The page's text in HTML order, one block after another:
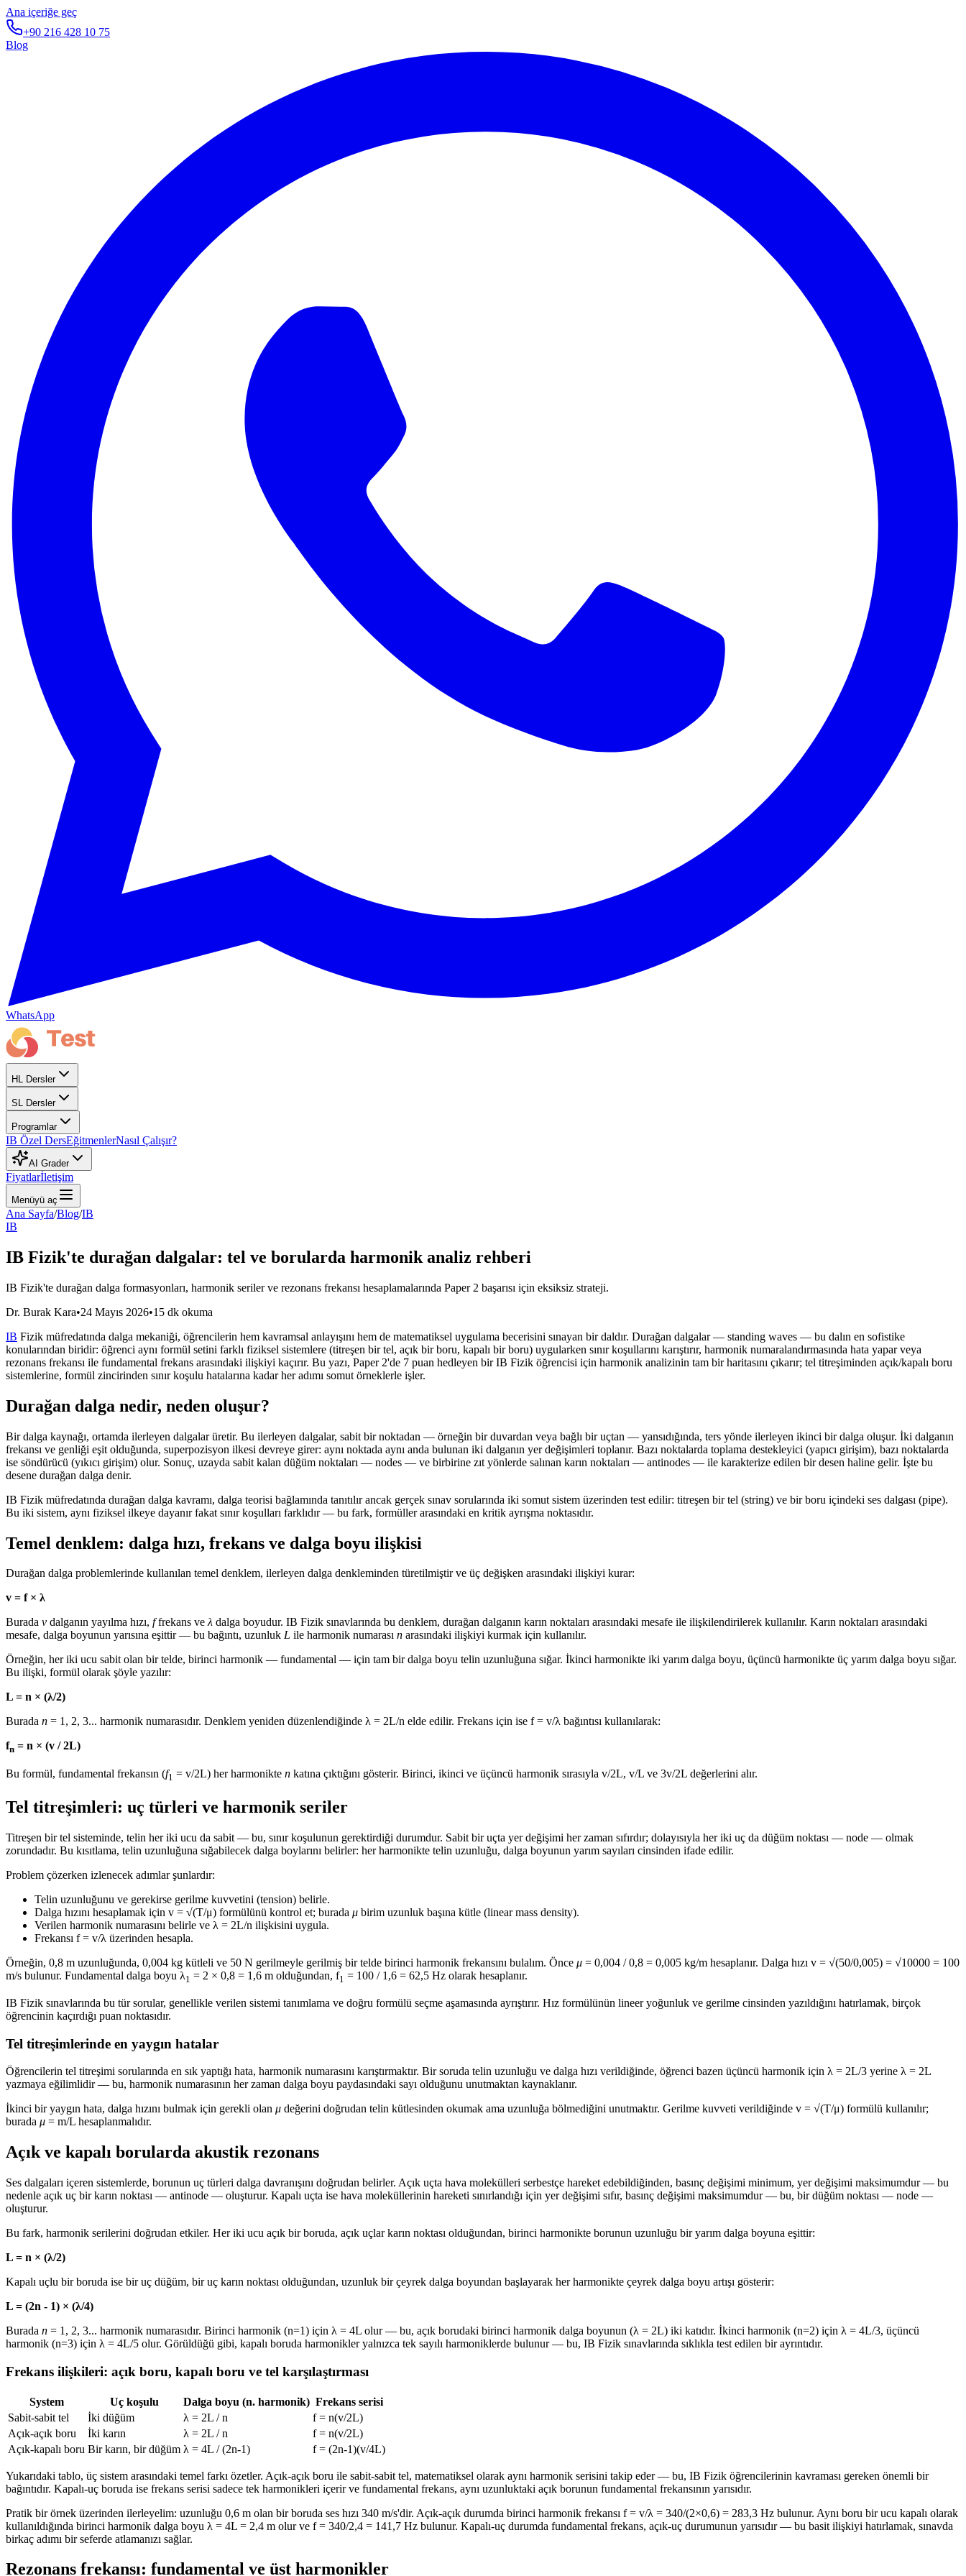
Ana içeriğe geç
+90 216 428 10 75
Blog
WhatsApp
HL Dersler
SL Dersler
Programlar
IB Özel DersEğitmenlerNasıl Çalışır?
AI Grader
Fiyatlarİletişim
Menüyü aç
Ana Sayfa/Blog/IB
IB
IB Fizik'te durağan dalgalar: tel ve borularda harmonik analiz rehberi
IB Fizik'te durağan dalga formasyonları, harmonik seriler ve rezonans frekansı hesaplamalarında Paper 2 başarısı için eksiksiz strateji.
Dr. Burak Kara•24 Mayıs 2026•15 dk okuma
IB Fizik müfredatında dalga mekaniği, öğrencilerin hem kavramsal anlayışını hem de matematiksel uygulama becerisini sınayan bir daldır. Durağan dalgalar — standing waves — bu dalın en sofistike
konularından biridir: öğrenci aynı formül setini farklı fiziksel sistemlere (titreşen bir tel, açık bir boru, kapalı bir boru) uygularken sınır koşullarını karıştırır, harmonik numaralandırmasında hata yapar veya
rezonans frekansı ile fundamental frekans arasındaki ilişkiyi kaçırır. Bu yazı, Paper 2'de 7 puan hedleyen bir IB Fizik öğrencisi için harmonik analizinin tam bir haritasını çıkarır; tel titreşiminden açık/kapalı boru
sistemlerine, formül zincirinden sınır koşulu hatalarına kadar her adımı somut örneklerle işler.
Durağan dalga nedir, neden oluşur?
Bir dalga kaynağı, ortamda ilerleyen dalgalar üretir. Bu ilerleyen dalgalar, sabit bir noktadan — örneğin bir duvardan veya bağlı bir uçtan — yansıdığında, ters yönde ilerleyen ikinci bir dalga oluşur. İki dalganın
frekansı ve genliği eşit olduğunda, superpozisyon ilkesi devreye girer: aynı noktada aynı anda bulunan iki dalganın yer değişimleri toplanır. Bazı noktalarda toplama destekleyici (yapıcı girişim), bazı noktalarda
ise söndürücü (yıkıcı girişim) olur. Sonuç, uzayda sabit kalan düğüm noktaları — nodes — ve birbirine zıt yönlerde salınan karın noktaları — antinodes — ile karakterize edilen bir desen haline gelir. İşte bu
desene durağan dalga denir.
IB Fizik müfredatında durağan dalga kavramı, dalga teorisi bağlamında tanıtılır ancak gerçek sınav sorularında iki somut sistem üzerinden test edilir: titreşen bir tel (string) ve bir boru içindeki ses dalgası (pipe).
Bu iki sistem, aynı fiziksel ilkeye dayanır fakat sınır koşulları farklıdır — bu fark, formüller arasındaki en kritik ayrışma noktasıdır.
Temel denklem: dalga hızı, frekans ve dalga boyu ilişkisi
Durağan dalga problemlerinde kullanılan temel denklem, ilerleyen dalga denkleminden türetilmiştir ve üç değişken arasındaki ilişkiyi kurar:
v = f × λ
Burada v dalganın yayılma hızı, ffrekans veλ dalga boyudur. IB Fizik sınavlarında bu denklem, durağan dalganın karın noktaları arasındaki mesafe ile ilişkilendirilerek kullanılır. Karın noktaları arasındaki
mesafe, dalga boyunun yarısına eşittir — bu bağıntı, uzunluk L ile harmonik numarası n arasındaki ilişkiyi kurmak için kullanılır.
Örneğin, her iki ucu sabit olan bir telde, birinci harmonik — fundamental — için tam bir dalga boyu telin uzunluğuna sığar. İkinci harmonikte iki yarım dalga boyu, üçüncü harmonikte üç yarım dalga boyu sığar.
Bu ilişki, formül olarak şöyle yazılır:
L = n × (λ/2)
Burada n = 1, 2, 3... harmonik numarasıdır. Denklem yeniden düzenlendiğinde λ = 2L/n elde edilir. Frekans için ise f = v/λ bağıntısı kullanılarak:
fn = n × (v / 2L)
Bu formül, fundamental frekansın (f1 = v/2L) her harmonikte n katına çıktığını gösterir. Birinci, ikinci ve üçüncü harmonik sırasıyla v/2L, v/L ve 3v/2L değerlerini alır.
Tel titreşimleri: uç türleri ve harmonik seriler
Titreşen bir tel sisteminde, telin her iki ucu da sabit — bu, sınır koşulunun gerektirdiği durumdur. Sabit bir uçta yer değişimi her zaman sıfırdır; dolayısıyla her iki uç da düğüm noktası — node — olmak
zorundadır. Bu kısıtlama, telin uzunluğuna sığabilecek dalga boylarını belirler: her harmonikte telin uzunluğu, dalga boyunun yarım sayıları cinsinden ifade edilir.
Problem çözerken izlenecek adımlar şunlardır:
Telin uzunluğunu ve gerekirse gerilme kuvvetini (tension) belirle.
Dalga hızını hesaplamak için v = √(T/μ) formülünü kontrol et; burada μ birim uzunluk başına kütle (linear mass density).
Verilen harmonik numarasını belirle ve λ = 2L/n ilişkisini uygula.
Frekansı f = v/λ üzerinden hesapla.
Örneğin, 0,8 m uzunluğunda, 0,004 kg kütleli ve 50 N gerilmeyle gerilmiş bir telde birinci harmonik frekansını bulalım. Önce μ = 0,004 / 0,8 = 0,005 kg/m hesaplanır. Dalga hızı v = √(50/0,005) = √10000 = 100
m/s bulunur. Fundamental dalga boyu λ1 = 2 × 0,8 = 1,6 m olduğundan, f1 = 100 / 1,6 = 62,5 Hz olarak hesaplanır.
IB Fizik sınavlarında bu tür sorular, genellikle verilen sistemi tanımlama ve doğru formülü seçme aşamasında ayrıştırır. Hız formülünün lineer yoğunluk ve gerilme cinsinden yazıldığını hatırlamak, birçok
öğrencinin kaçırdığı puan noktasıdır.
Tel titreşimlerinde en yaygın hatalar
Öğrencilerin tel titreşimi sorularında en sık yaptığı hata, harmonik numarasını karıştırmaktır. Bir soruda telin uzunluğu ve dalga hızı verildiğinde, öğrenci bazen üçüncü harmonik için λ = 2L/3 yerine λ = 2L
yazmaya eğilimlidir — bu, harmonik numarasının her zaman dalga boyu paydasındaki sayı olduğunu unutmaktan kaynaklanır.
İkinci bir yaygın hata, dalga hızını bulmak için gerekli olan μ değerini doğrudan telin kütlesinden okumak ama uzunluğa bölmediğini unutmaktır. Gerilme kuvveti verildiğinde v = √(T/μ) formülü kullanılır;
burada μ = m/L hesaplanmalıdır.
Açık ve kapalı borularda akustik rezonans
Ses dalgaları içeren sistemlerde, borunun uç türleri dalga davranışını doğrudan belirler. Açık uçta hava molekülleri serbestçe hareket edebildiğinden, basınç değişimi minimum, yer değişimi maksimumdur — bu
nedenle açık uç bir karın noktası — antinode — oluşturur. Kapalı uçta ise hava moleküllerinin hareketi sınırlandığı için yer değişimi sıfır, basınç değişimi maksimumdur — bu, bir düğüm noktası — node —
oluşturur.
Bu fark, harmonik serilerini doğrudan etkiler. Her iki ucu açık bir boruda, açık uçlar karın noktası olduğundan, birinci harmonikte borunun uzunluğu bir yarım dalga boyuna eşittir:
L = n × (λ/2)
Kapalı uçlu bir boruda ise bir uç düğüm, bir uç karın noktası olduğundan, uzunluk bir çeyrek dalga boyundan başlayarak her harmonikte çeyrek dalga boyu artışı gösterir:
L = (2n - 1) × (λ/4)
Burada n = 1, 2, 3... harmonik numarasıdır. Birinci harmonik (n=1) için λ = 4L olur — bu, açık borudaki birinci harmonik dalga boyunun (λ = 2L) iki katıdır. İkinci harmonik (n=2) için λ = 4L/3, üçüncü
harmonik (n=3) için λ = 4L/5 olur. Görüldüğü gibi, kapalı boruda harmonikler yalnızca tek sayılı harmoniklerde bulunur — bu, IB Fizik sınavlarında sıklıkla test edilen bir ayrıntıdır.
Frekans ilişkileri: açık boru, kapalı boru ve tel karşılaştırması
System Uç koşulu Dalga boyu (n. harmonik) Frekans serisi
Sabit-sabit tel
İki düğüm λ = 2L / n
f = n(v/2L)
Açık-açık boru
İki karın λ = 2L / n
f = n(v/2L)
Açık-kapalı boru Bir karın, bir düğüm λ = 4L / (2n-1) f = (2n-1)(v/4L)
Yukarıdaki tablo, üç sistem arasındaki temel farkı özetler. Açık-açık boru ile sabit-sabit tel, matematiksel olarak aynı harmonik serisini takip eder — bu, IB Fizik öğrencilerinin kavraması gereken önemli bir
bağıntıdır. Kapalı-uç boruda ise frekans serisi sadece tek harmonikleri içerir ve fundamental frekans, aynı uzunluktaki açık borunun fundamental frekansının yarısıdır.
Pratik bir örnek üzerinden ilerleyelim: uzunluğu 0,6 m olan bir boruda ses hızı 340 m/s'dir. Açık-açık durumda birinci harmonik frekansı f = v/λ = 340/(2×0,6) = 283,3 Hz bulunur. Aynı boru bir ucu kapalı olarak
kullanıldığında birinci harmonik dalga boyu λ = 4L = 2,4 m olur ve f = 340/2,4 = 141,7 Hz bulunur. Kapalı-uç durumda fundamental frekans, açık-uç durumunun yarısıdır — bu basit ilişkiyi hatırlamak, sınavda
birkaç adımı bir seferde atlamanızı sağlar.
Rezonans frekansı: fundamental ve üst harmonikler